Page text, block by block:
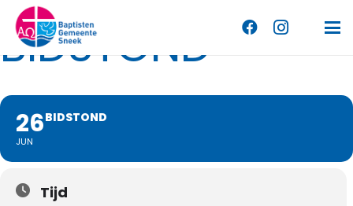
BIDSTOND
26
JUN
BIDSTOND
Tijd